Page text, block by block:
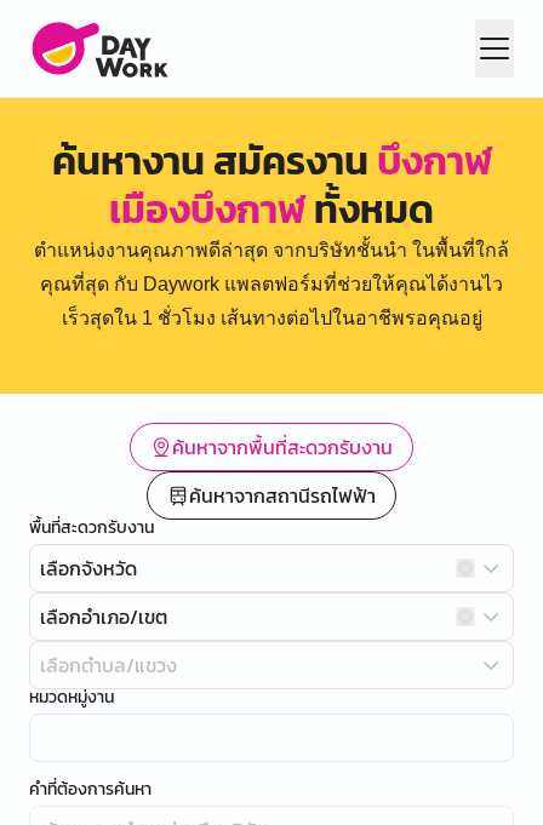
ค้นหางาน สมัครงานบึงกาฬ
เมืองบึงกาฬทั้งหมด
ตำแหน่งงานคุณภาพดีล่าสุด จากบริษัทชั้นนำ ในพื้นที่ใกล้
คุณที่สุด กับ Daywork แพลตฟอร์มที่ช่วยให้คุณได้งานไว
เร็วสุดใน 1 ชั่วโมง เส้นทางต่อไปในอาชีพรอคุณอยู่
ค้นหาจากพื้นที่สะดวกรับงาน
ค้นหาจากสถานีรถไฟฟ้า
พื้นที่สะดวกรับงาน
เลือกจังหวัด
เลือกอำเภอ/เขต
เลือกตำบล/แขวง
หมวดหมู่งาน
คำที่ต้องการค้นหา